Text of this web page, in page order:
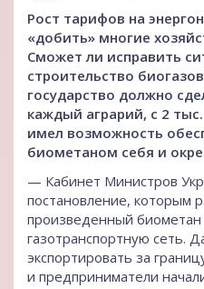
Рост тарифов на
«добить» многие
Сможет ли исправить
строительство
государство должно
каждый аграрий, с 2
имел возможность
биометаном себя и
— Кабинет Министров
постановление, которым
произведенный
газотранспортную сеть.
экспортировать за
и предприниматели